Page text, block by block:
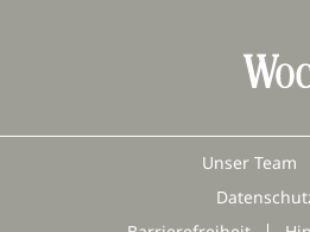
Unser Team